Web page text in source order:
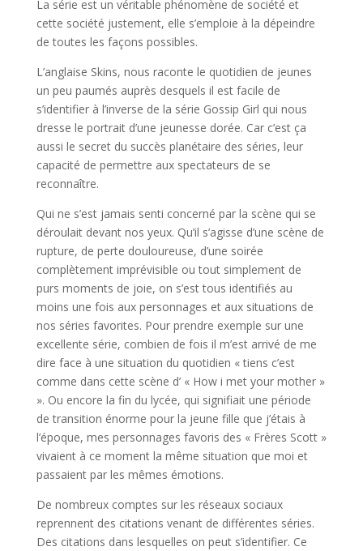
La série est un véritable phénomène de société et
cette société justement, elle s’emploie à la dépeindre
de toutes les façons possibles.
L’anglaise Skins, nous raconte le quotidien de jeunes
un peu paumés auprès desquels il est facile de
s’identifier à l’inverse de la série Gossip Girl qui nous
dresse le portrait d’une jeunesse dorée. Car c’est ça
aussi le secret du succès planétaire des séries, leur
capacité de permettre aux spectateurs de se
reconnaître.
Qui ne s’est jamais senti concerné par la scène qui se
déroulait devant nos yeux. Qu’il s’agisse d’une scène de
rupture, de perte douloureuse, d’une soirée
complètement imprévisible ou tout simplement de
purs moments de joie, on s’est tous identifiés au
moins une fois aux personnages et aux situations de
nos séries favorites. Pour prendre exemple sur une
excellente série, combien de fois il m’est arrivé de me
dire face à une situation du quotidien « tiens c’est
comme dans cette scène d’ « How i met your mother »
». Ou encore la fin du lycée, qui signifiait une période
de transition énorme pour la jeune fille que j’étais à
l’époque, mes personnages favoris des « Frères Scott »
vivaient à ce moment la même situation que moi et
passaient par les mêmes émotions.
De nombreux comptes sur les réseaux sociaux
reprennent des citations venant de différentes séries.
Des citations dans lesquelles on peut s’identifier. Ce